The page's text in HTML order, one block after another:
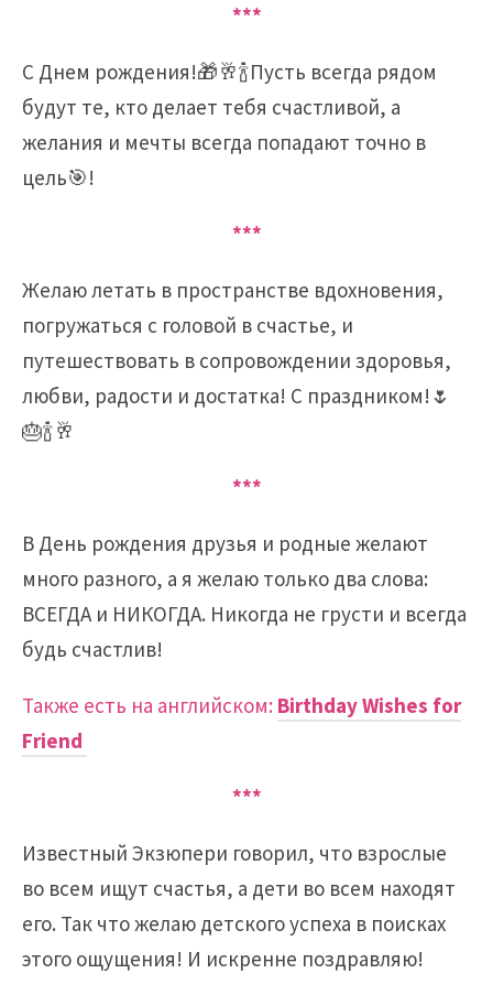
***
С Днем рождения!🎁🥂🍾Пусть всегда рядом
будут те, кто делает тебя счастливой, а
желания и мечты всегда попадают точно в
цель🎯!
***
Желаю летать в пространстве вдохновения,
погружаться с головой в счастье, и
путешествовать в сопровождении здоровья,
любви, радости и достатка! С праздником!🌷
🎂🍾🥂
***
В День рождения друзья и родные желают
много разного, а я желаю только два слова:
ВСЕГДА и НИКОГДА. Никогда не грусти и всегда
будь счастлив!
Также есть на английском: Birthday Wishes for
Friend
***
Известный Экзюпери говорил, что взрослые
во всем ищут счастья, а дети во всем находят
его. Так что желаю детского успеха в поисках
этого ощущения! И искренне поздравляю!